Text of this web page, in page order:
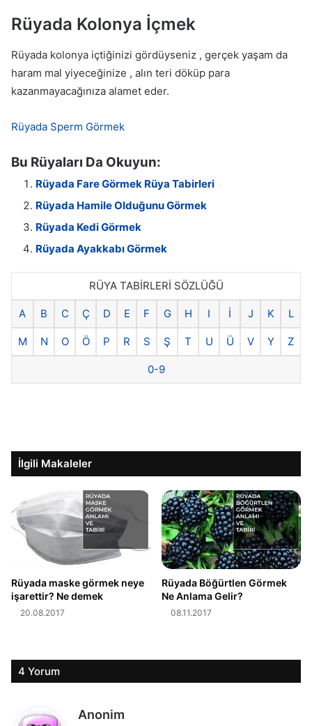
Rüyada Kolonya İçmek
Rüyada kolonya içtiğinizi gördüyseniz , gerçek yaşam da
haram mal yiyeceğinize , alın teri döküp para
kazanmayacağınıza alamet eder.
Rüyada Sperm Görmek
Bu Rüyaları Da Okuyun:
Rüyada Fare Görmek Rüya Tabirleri
Rüyada Hamile Olduğunu Görmek
Rüyada Kedi Görmek
Rüyada Ayakkabı Görmek
RÜYA TABİRLERİ SÖZLÜĞÜ
A B C Ç D E F G H I İ J K L
M N O Ö P R S Ş T U Ü V Y Z
0-9
İlgili Makaleler
Rüyada maske görmek neye
işarettir? Ne demek
20.08.2017
Rüyada Böğürtlen Görmek
Ne Anlama Gelir?
08.11.2017
4 Yorum
Anonim